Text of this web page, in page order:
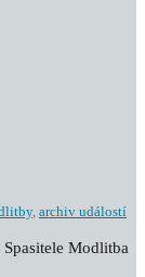
, archiv událostí
Modlitba